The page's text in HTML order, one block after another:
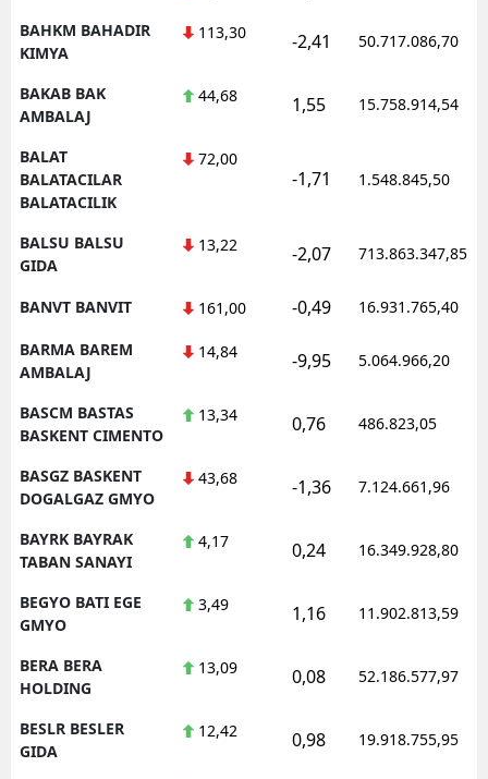
BAHKM BAHADIR
KIMYA
113,30 -2,41 50.717.086,70
BAKAB BAK
AMBALAJ
44,68 1,55 15.758.914,54
BALAT
BALATACILAR
BALATACILIK
72,00
-1,71 1.548.845,50
BALSU BALSU
GIDA
13,22 -2,07 713.863.347,85
BANVT BANVIT 161,00 -0,49 16.931.765,40
BARMA BAREM
AMBALAJ
14,84 -9,95 5.064.966,20
BASCM BASTAS
BASKENT CIMENTO
13,34 0,76 486.823,05
BASGZ BASKENT
DOGALGAZ GMYO
43,68 -1,36 7.124.661,96
BAYRK BAYRAK
TABAN SANAYI
4,17 0,24 16.349.928,80
BEGYO BATI EGE
GMYO
3,49 1,16 11.902.813,59
BERA BERA
HOLDING
13,09 0,08 52.186.577,97
BESLR BESLER
GIDA
12,42 0,98 19.918.755,95